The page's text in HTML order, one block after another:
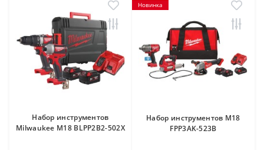
Набор инструментов
Milwaukee M18 BLPP2B2-502X
Новинка
Набор инструментов M18
FPP3AK-523B